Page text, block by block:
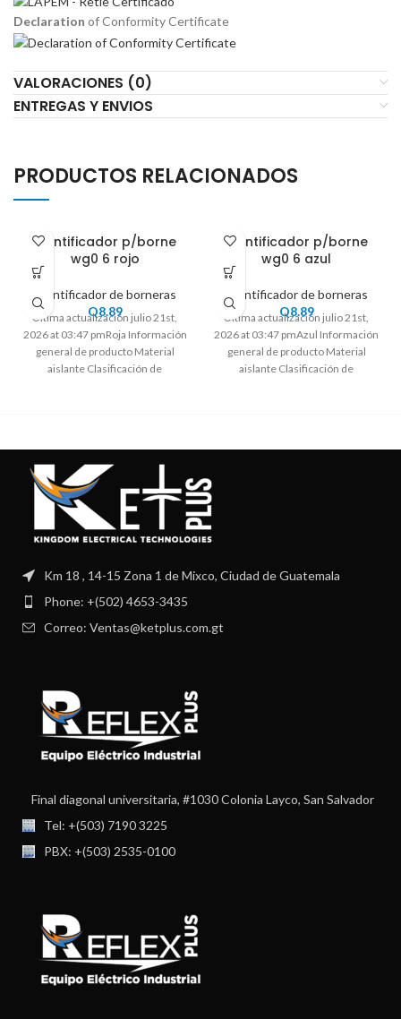
Declaration of Conformity Certificate
VALORACIONES (0)
ENTREGAS Y ENVIOS
PRODUCTOS RELACIONADOS
Identificador p/borne
wg0 6 rojo
Identificador de borneras
Q8.89
Ultima actualización julio 21st,
2026 at 03:47 pmRoja Información
general de producto Material
aislante Clasificación de
Identificador p/borne
wg0 6 azul
Identificador de borneras
Q8.89
Ultima actualización julio 21st,
2026 at 03:47 pmAzul Información
general de producto Material
aislante Clasificación de
Km 18 , 14-15 Zona 1 de Mixco, Ciudad de Guatemala
Phone: +(502) 4653-3435
Correo: Ventas@ketplus.com.gt
Final diagonal universitaria, #1030 Colonia Layco, San Salvador
Tel: +(503) 7190 3225
PBX: +(503) 2535-0100